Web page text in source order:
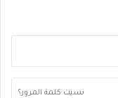
نسيت كلمة المرور؟